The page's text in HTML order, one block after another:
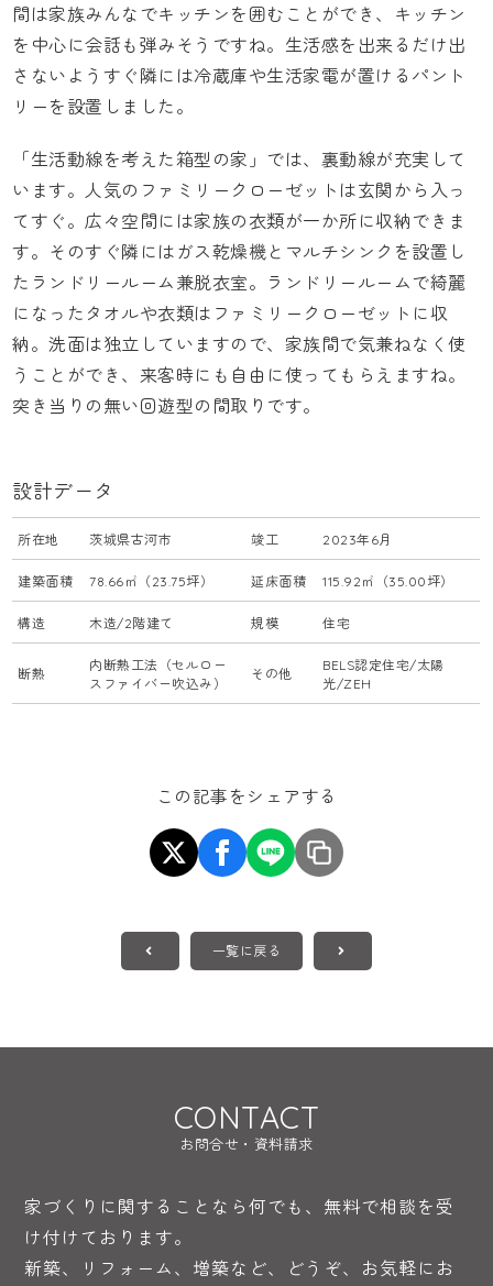
間は家族みんなでキッチンを囲むことができ、キッチン
を中心に会話も弾みそうですね。生活感を出来るだけ出
さないようすぐ隣には冷蔵庫や生活家電が置けるパント
リーを設置しました。
「生活動線を考えた箱型の家」では、裏動線が充実して
います。人気のファミリークローゼットは玄関から入っ
てすぐ。広々空間には家族の衣類が一か所に収納できま
す。そのすぐ隣にはガス乾燥機とマルチシンクを設置し
たランドリールーム兼脱衣室。ランドリールームで綺麗
になったタオルや衣類はファミリークローゼットに収
納。洗面は独立していますので、家族間で気兼ねなく使
うことができ、来客時にも自由に使ってもらえますね。
突き当りの無い回遊型の間取りです。
設計データ
所在地 茨城県古河市 竣工 2023年6月
建築面積 78.66㎡（23.75坪） 延床面積 115.92㎡（35.00坪）
構造 木造/2階建て 規模 住宅
断熱
内断熱工法（セルロー
スファイバー吹込み）
その他
BELS認定住宅/太陽
光/ZEH
この記事をシェアする
一覧に戻る
CONTACT
お問合せ・資料請求
家づくりに関することなら何でも、無料で相談を受
け付けております。
新築、リフォーム、増築など、どうぞ、お気軽にお